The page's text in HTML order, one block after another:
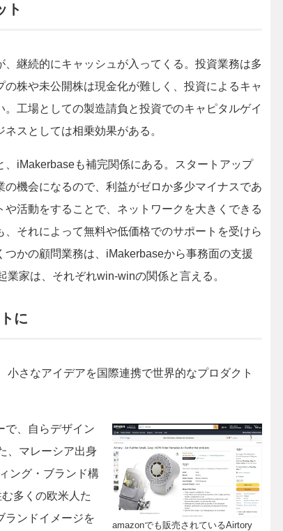
ト
継続的にキャッシュが入ってくる。投資業務は多
株や未公開株は現金化が難しく、投資によるキャ
工場としての製造請負と投資でのキャピタルゲイ
スとしては相乗効果がある。
iMakerbaseも補完関係にある。スタートアップ
機会になるので、利益がゼロか多少マイナスであ
活動をすることで、ネットワークを大きくできる
それによって無料や低価格でのサポートを受けら
かの顧問業務は、iMakerbaseから事務面の支援
家は、それぞれwin-winの関係と言える。
に
さなアイデアを国際連携で世界的なプロダクト
amazonでも販売されているAirtory
、自らデザイン
、マレーシア出身
ング・ブランド構
多くの欧米人た
ランドイメージを